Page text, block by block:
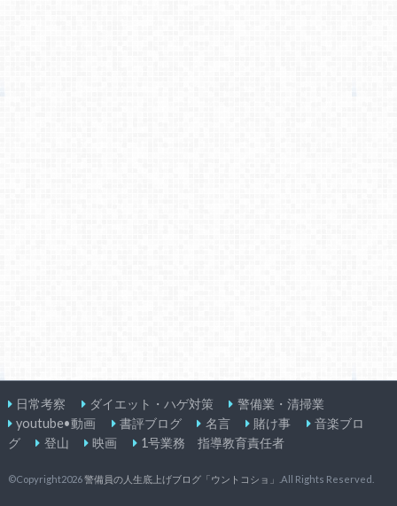
日常考察 ダイエット・ハゲ対策
警備業・清掃業
youtube•動画
書評ブログ 名言 賭け事
音楽ブロ
グ
登山 映画 1号業務 指導教育責任者
©Copyright2026警備員の人生底上げブログ「ウントコショ」 .All Rights Reserved.